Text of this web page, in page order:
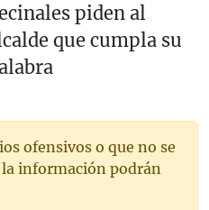
piden al
que cumpla su
ofensivos o que no se
información podrán